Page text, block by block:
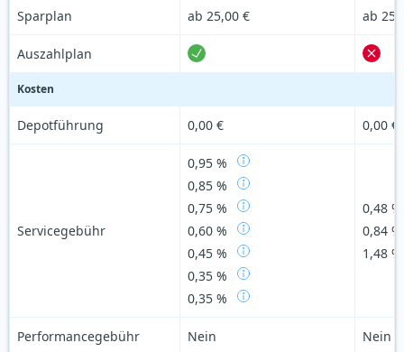
Sparplan ab 25,00 € ab
Auszahlplan
Kosten
Depotführung 0,00 € 0,00 €
Servicegebühr
0,95 %
0,85 %
0,75 %
0,60 %
0,45 %
0,35 %
0,35 %
0,48 %
0,84 %
1,48 %
Performancegebühr Nein Nein